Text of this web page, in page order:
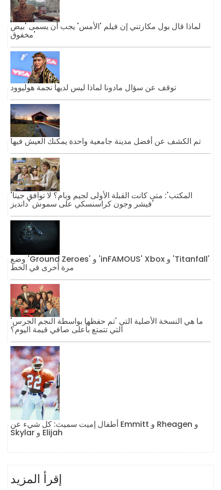
لماذا قال بول مكارتني إن فيلم 'الأمس' يجب أن يسمى 'بيض
مخفوق'
توقف عن سؤال مادونا لماذا ليس لديها نجمة هوليوود
تم الكشف عن أفضل مدينة جامعية واحدة يمكنك العيش فيها
'المكتب': متى كانت القبلة الأولى لجيم وبام؟ لا توافق جينا
فيشر وجون كراسنسكي على سموش 'دانديز'
وضع 'Ground Zeroes' و 'inFAMOUS' Xbox و 'Titanfall'
مرة أخرى في الخط
ما هي النسخة الأصلية التي 'تم حفظها بواسطة النجم الجرس'
التي تتمتع بأعلى صافي قيمة اليوم؟
أطفال إميت سميث: كل شيء عن Emmitt و Rheagen و
Skylar و Elijah
إقرأ المزيد